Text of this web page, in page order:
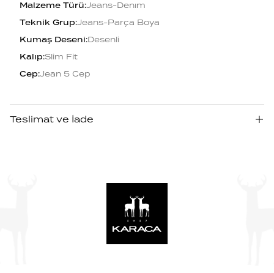
Malzeme Türü:Jeans-Denım
Teknik Grup:Jeans-Parça Boya
Kumaş Deseni:Desenli
Kalıp:Slim Fit
Cep:Jean 5 Cep
Teslimat ve İade